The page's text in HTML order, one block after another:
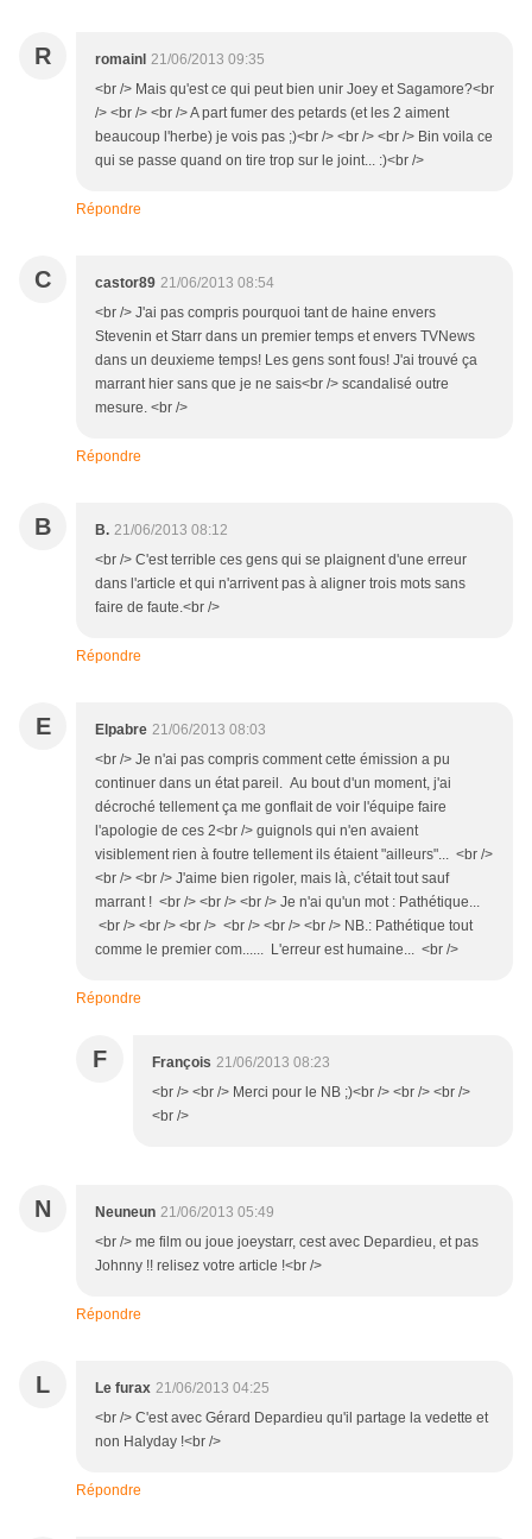
R romainl 21/06/2013 09:35
<br /> Mais qu'est ce qui peut bien unir Joey et Sagamore?<br
/> <br /> <br /> A part fumer des petards (et les 2 aiment
beaucoup l'herbe) je vois pas ;)<br /> <br /> <br /> Bin voila ce
qui se passe quand on tire trop sur le joint... :)<br />
Répondre
C castor89 21/06/2013 08:54
<br /> J'ai pas compris pourquoi tant de haine envers
Stevenin et Starr dans un premier temps et envers TVNews
dans un deuxieme temps! Les gens sont fous! J'ai trouvé ça
marrant hier sans que je ne sais<br /> scandalisé outre
mesure. <br />
Répondre
B B. 21/06/2013 08:12
<br /> C'est terrible ces gens qui se plaignent d'une erreur
dans l'article et qui n'arrivent pas à aligner trois mots sans
faire de faute.<br />
Répondre
E Elpabre 21/06/2013 08:03
<br /> Je n'ai pas compris comment cette émission a pu
continuer dans un état pareil. Au bout d'un moment, j'ai
décroché tellement ça me gonflait de voir l'équipe faire
l'apologie de ces 2<br /> guignols qui n'en avaient
visiblement rien à foutre tellement ils étaient "ailleurs"... <br />
<br /> <br /> J'aime bien rigoler, mais là, c'était tout sauf
marrant ! <br /> <br /> <br /> Je n'ai qu'un mot : Pathétique...
<br /> <br /> <br /> <br /> <br /> <br /> NB.: Pathétique tout
comme le premier com...... L'erreur est humaine... <br />
Répondre
F François 21/06/2013 08:23
<br /> <br /> Merci pour le NB ;)<br /> <br /> <br />
<br />
N Neuneun 21/06/2013 05:49
<br /> me film ou joue joeystarr, cest avec Depardieu, et pas
Johnny !! relisez votre article !<br />
Répondre
L Le furax 21/06/2013 04:25
<br /> C'est avec Gérard Depardieu qu'il partage la vedette et
non Halyday !<br />
Répondre